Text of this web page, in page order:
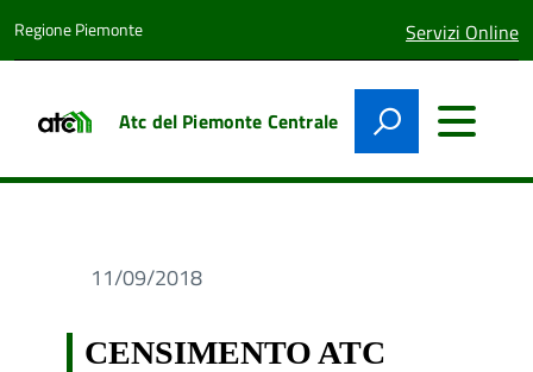
Regione Piemonte lingua
attiva:
Servizi Online
Atc del Piemonte Centrale
11/09/2018
CENSIMENTO ATC